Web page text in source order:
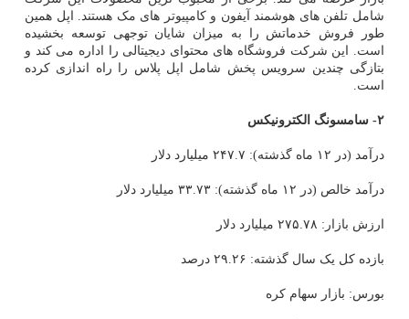
شامل تلفن های هوشمند آیفون و کامپیوتر های مک هستند. اپل همین
طور فروش خدماتش را به میزان شایان توجهی توسعه بخشیده
است. این شرکت فروشگاه های محتوای دیجیتالی را اداره می کند و
بتازگی چندین سرویس پخش شامل اپل پلاس را راه اندازی کرده
است.
۲- سامسونگ الکترونیکس
درآمد (در ۱۲ ماه گذشته): ۲۴۷.۷ میلیارد دلار
درآمد خالص (در ۱۲ ماه گذشته): ۳۳.۷۳ میلیارد دلار
ارزش بازار: ۲۷۵.۷۸ میلیارد دلار
بازده کل یک سال گذشته: ۲۹.۲۶ درصد
بورس: بازار سهام کره